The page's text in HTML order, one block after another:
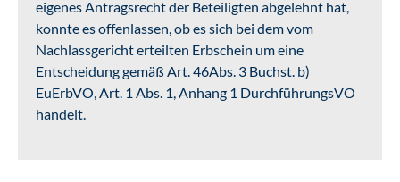
eigenes Antragsrecht der Beteiligten abgelehnt hat,
konnte es offenlassen, ob es sich bei dem vom
Nachlassgericht erteilten Erbschein um eine
Entscheidung gemäß Art. 46Abs. 3 Buchst. b)
EuErbVO, Art. 1 Abs. 1, Anhang 1 DurchführungsVO
handelt.